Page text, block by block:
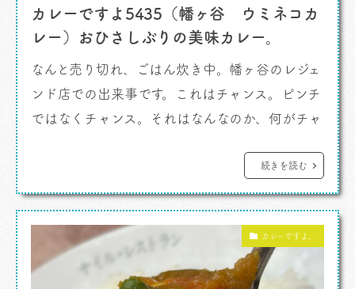
カレーですよ5435（幡ヶ谷 ウミネコカ
レー）おひさしぶりの美味カレー。
なんと売り切れ、ごはん炊き中。幡ヶ谷のレジェ
ンド店での出来事です。これはチャンス。ピンチ
ではなくチャンス。それはなんなのか、何がチャ
ヶ谷に来るとハタガヤレジェンドカレーライス
「スパイス」に行ってしまうわけですよ。という
ダーパスをくぐってたんだが気がついたら「 […]
続きを読む
カレーですよ。